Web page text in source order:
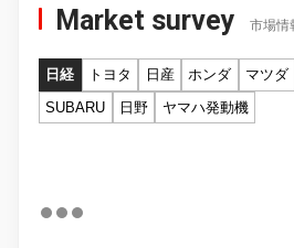
Market survey 市場情
日経 トヨタ 日産 ホンダ マツダ
SUBARU
日野 ヤマハ発動機